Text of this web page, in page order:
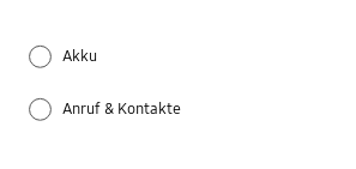
Akku
Anruf & Kontakte